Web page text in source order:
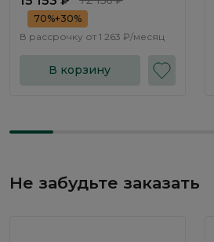
70%+30%
В рассрочку от 1 263 ₽/месяц
В корзину
Не забудьте заказать